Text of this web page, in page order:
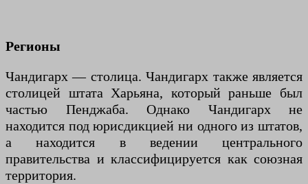
Регионы
Чандигарх — столица. Чандигарх также является
столицей штата Харьяна, который раньше был
частью Пенджаба. Однако Чандигарх не
находится под юрисдикцией ни одного из штатов,
а находится в ведении центрального
правительства и классифицируется как союзная
территория.